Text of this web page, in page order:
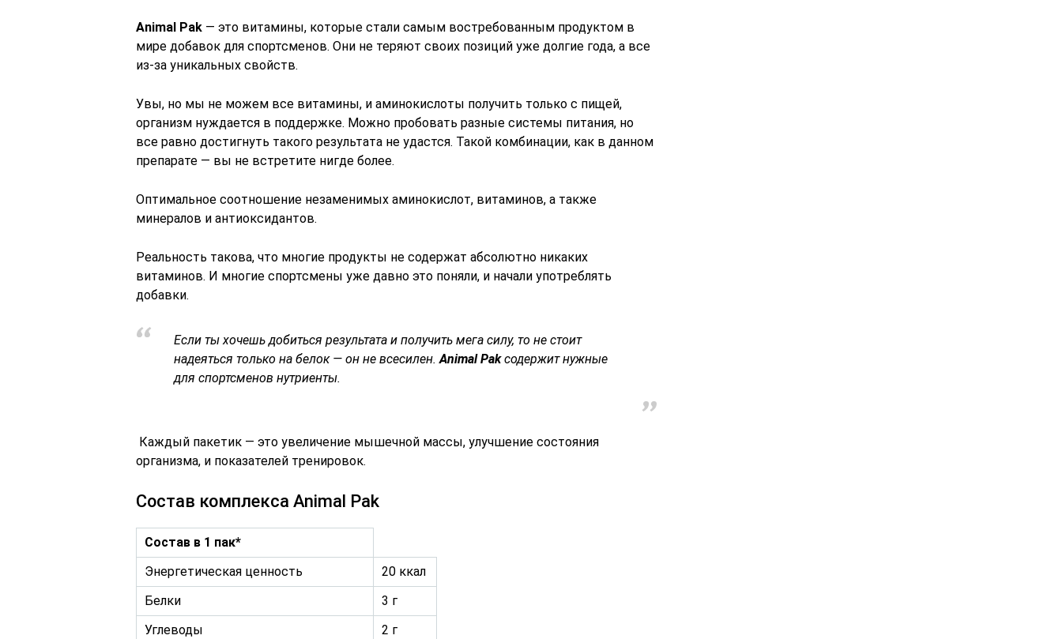
Animal Pak — это витамины, которые стали самым востребованным продуктом в
мире добавок для спортсменов. Они не теряют своих позиций уже долгие года, а все
из-за уникальных свойств.
Увы, но мы не можем все витамины, и аминокислоты получить только с пищей,
организм нуждается в поддержке. Можно пробовать разные системы питания, но
все равно достигнуть такого результата не удастся. Такой комбинации, как в данном
препарате — вы не встретите нигде более.
Оптимальное соотношение незаменимых аминокислот, витаминов, а также
минералов и антиоксидантов.
Реальность такова, что многие продукты не содержат абсолютно никаких
витаминов. И многие спортсмены уже давно это поняли, и начали употреблять
добавки.
Если ты хочешь добиться результата и получить мега силу, то не стоит
надеяться только на белок — он не всесилен.Animal Pakсодержит нужные
для спортсменов нутриенты.
Каждый пакетик — это увеличение мышечной массы, улучшение состояния
организма, и показателей тренировок.
Состав комплекса Animal Pak
Состав в 1 пак*
Энергетическая ценность
20 ккал
Белки
3 г
Углеводы
2 г